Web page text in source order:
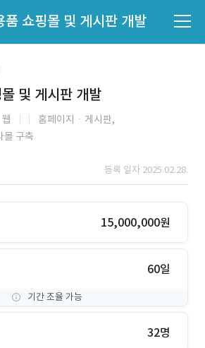
품 쇼핑몰 및 게시판 개발
및 게시판 개발
웹
홈페이지ㆍ게시판,
몰 구축
등록 일자 2025.02.28.
15,000,000원
60일
기간 조율 가능
32명